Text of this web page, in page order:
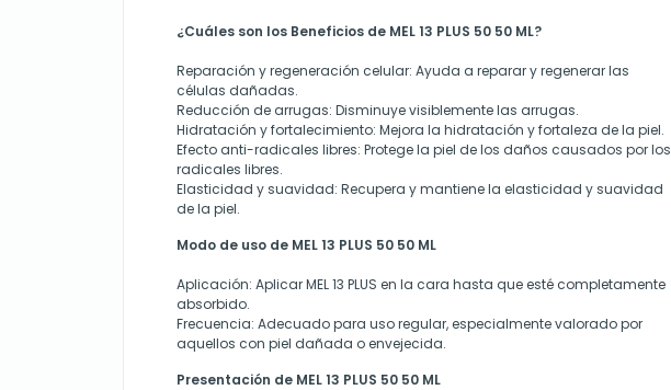
¿Cuáles son los Beneficios de MEL 13 PLUS 50 50 ML?
Reparación y regeneración celular: Ayuda a reparar y regenerar las
células dañadas.
Reducción de arrugas: Disminuye visiblemente las arrugas.
Hidratación y fortalecimiento: Mejora la hidratación y fortaleza de la piel.
Efecto anti-radicales libres: Protege la piel de los daños causados por los
radicales libres.
Elasticidad y suavidad: Recupera y mantiene la elasticidad y suavidad
de la piel.
Modo de uso de MEL 13 PLUS 50 50 ML
Aplicación: Aplicar MEL 13 PLUS en la cara hasta que esté completamente
absorbido.
Frecuencia: Adecuado para uso regular, especialmente valorado por
aquellos con piel dañada o envejecida.
Presentación de MEL 13 PLUS 50 50 ML